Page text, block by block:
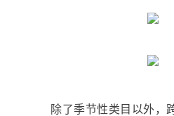
除了季节性类目以外，